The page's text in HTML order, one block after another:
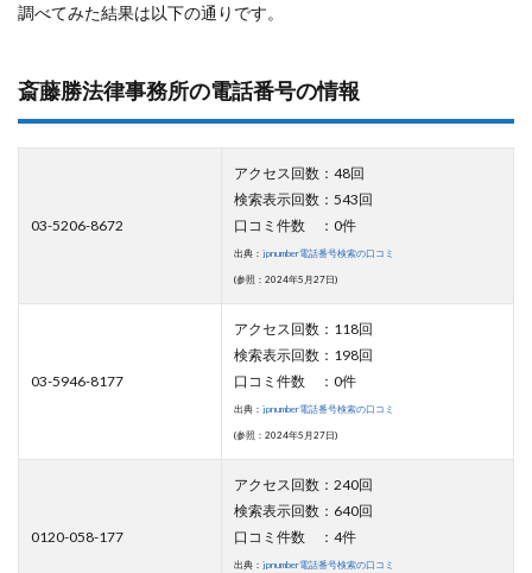
調べてみた結果は以下の通りです。
斎藤勝法律事務所の電話番号の情報
03-5206-8672
アクセス回数：48回
検索表示回数：543回
口コミ件数 ：0件
出典： jpnumber電話番号検索の口コミ
(参照：2024年5月27日)
03-5946-8177
アクセス回数：118回
検索表示回数：198回
口コミ件数 ：0件
出典： jpnumber電話番号検索の口コミ
(参照：2024年5月27日)
0120-058-177
アクセス回数：240回
検索表示回数：640回
口コミ件数 ：4件
出典： jpnumber電話番号検索の口コミ